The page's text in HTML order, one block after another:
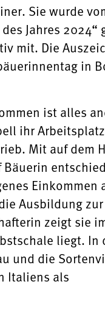
Sie wurde
Jahres 2024“
mit. Die
in
ist alles
ihr
Mit auf dem
Einkommen
Ausbildung zur
zeigt sie
liegt. In
und die
Italiens als